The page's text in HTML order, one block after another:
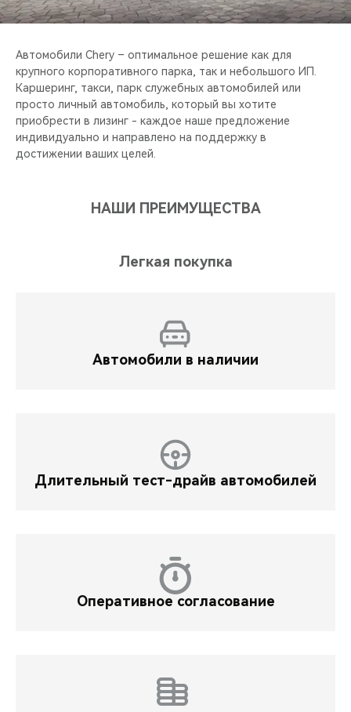
НАШИ МЕРОПРИЯТИЯ
ВИДЕООБЗОРЫ
CHERY ДЛЯ ДЕТЕЙ
Автомобили Chery – оптимальное решение как для
крупного корпоративного парка, так и небольшого ИП.
Каршеринг, такси, парк служебных автомобилей или
просто личный автомобиль, который вы хотите
приобрести в лизинг - каждое наше предложение
индивидуально и направлено на поддержку в
достижении ваших целей.
НАШИ ПРЕИМУЩЕСТВА
Легкая покупка
Автомобили в наличии
Длительный тест-драйв автомобилей
Оперативное согласование